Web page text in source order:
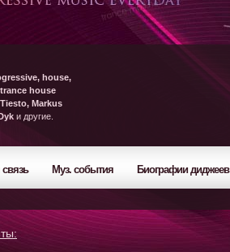
house,
trance house
Markus
и другие.
Муз. события Биографии диджеев